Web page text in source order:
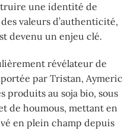
une identité de
valeurs d’authenticité,
devenu un enjeu clé.
révélateur de
par Tristan, Aymeric
produits au soja bio, sous
de houmous, mettant en
en plein champ depuis